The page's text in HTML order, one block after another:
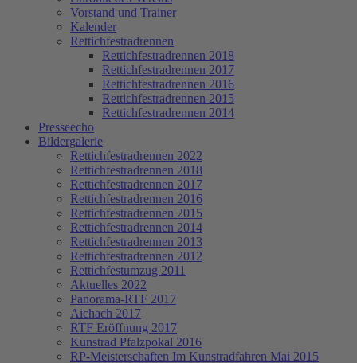
Vorstand und Trainer
Kalender
Rettichfestradrennen
Rettichfestradrennen 2018
Rettichfestradrennen 2017
Rettichfestradrennen 2016
Rettichfestradrennen 2015
Rettichfestradrennen 2014
Presseecho
Bildergalerie
Rettichfestradrennen 2022
Rettichfestradrennen 2018
Rettichfestradrennen 2017
Rettichfestradrennen 2016
Rettichfestradrennen 2015
Rettichfestradrennen 2014
Rettichfestradrennen 2013
Rettichfestradrennen 2012
Rettichfestumzug 2011
Aktuelles 2022
Panorama-RTF 2017
Aichach 2017
RTF Eröffnung 2017
Kunstrad Pfalzpokal 2016
RP-Meisterschaften Im Kunstradfahren Mai 2015